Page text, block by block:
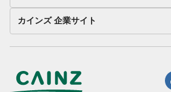
カインズ 企業サイト